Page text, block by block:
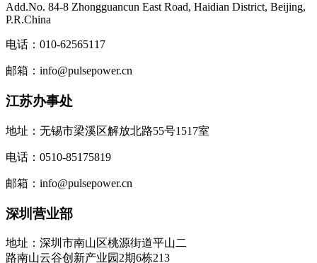
Add.No. 84-8 Zhongguancun East Road, Haidian District, Beijing,
P.R.China
电话：010-62565117
邮箱：info@pulsepower.cn
江苏办事处
地址：无锡市梁溪区解放北路55号1517室
电话：0510-85175819
邮箱：info@pulsepower.cn
深圳营业部
地址：深圳市南山区桃源街道平山二
路南山云谷创新产业园2期6栋213